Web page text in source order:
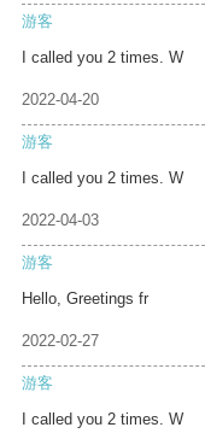
游客
I called you 2 times. W
2022-04-20
游客
I called you 2 times. W
2022-04-03
游客
Hello, Greetings fr
2022-02-27
游客
I called you 2 times. W